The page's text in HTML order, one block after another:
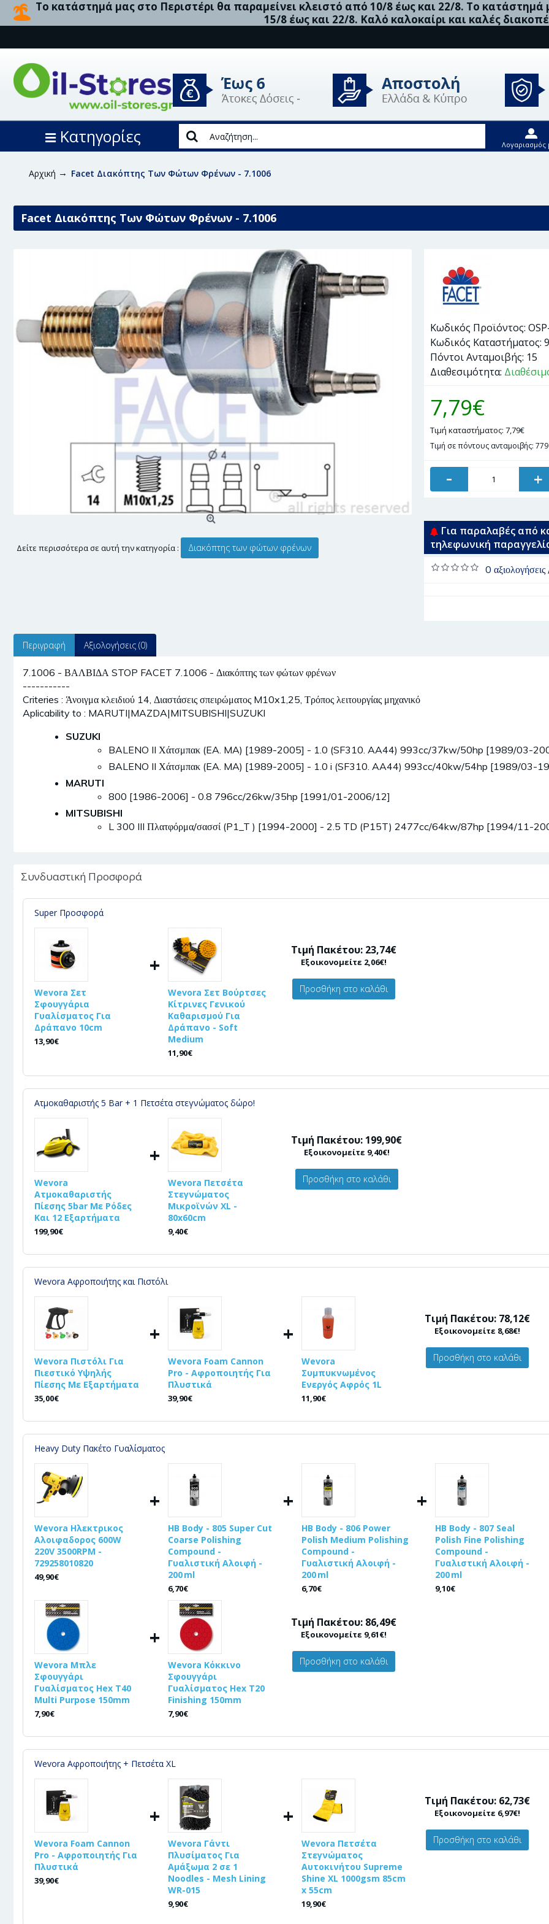
Το κατάστημά μας στο Περιστέρι θα παραμείνει κλειστό από 10/8 έως και 22/8. Το
15/8 έως και 22/8. Καλό καλοκαίρι και καλές
Κατηγορίες Λογαριασμός
Αρχική Facet Διακόπτης Των Φώτων Φρένων - 7.1006
Facet Διακόπτης Των Φώτων Φρένων - 7.1006
Δείτε περισσότερα σε αυτή την κατηγορία : Διακόπτης των φώτων φρένων
Κωδικός Προϊόντος:
Κωδικός Καταστήματος:
Πόντοι Ανταμοιβής: 15
Διαθεσιμότητα:
7,79€
Τιμή καταστήματος: 7,79€
Τιμή σε πόντους ανταμοιβής: 779
- +
Για παραλαβές από
τηλεφωνική
0 αξιολογήσεις
Περιγραφή Αξιολογήσεις (0)
7.1006 - ΒΑΛΒΙΔΑ STOP FACET 7.1006 - Διακόπτης των φώτων φρένων
-----------
Criteries : Άνοιγμα κλειδιού 14, Διαστάσεις σπειρώματος M10x1,25, Τρόπος λειτουργίας μηχανικό
Aplicability to : MARUTI|MAZDA|MITSUBISHI|SUZUKI
SUZUKI
BALENO II Χάτσμπακ (EA. MA) [1989-2005] - 1.0 (SF310. AA44) 993cc/37kw/50hp [1989/03-
BALENO II Χάτσμπακ (EA. MA) [1989-2005] - 1.0 i (SF310. AA44) 993cc/40kw/54hp [1989/03-
MARUTI
800 [1986-2006] - 0.8 796cc/26kw/35hp [1991/01-2006/12]
MITSUBISHI
L 300 III Πλατφόρμα/σασσί (P1_T ) [1994-2000] - 2.5 TD (P15T) 2477cc/64kw/87hp [1994/11-
Συνδυαστική Προσφορά
Super Προσφορά
Wevora Σετ
Σφουγγάρια
Γυαλίσματος Για
Δράπανο 10cm
13,90€
+
Wevora Σετ Βούρτσες
Κίτρινες Γενικού
Καθαρισμού Για
Δράπανο - Soft
Medium
11,90€
Τιμή Πακέτου: 23,74€
Εξοικονομείτε 2,06€!
Προσθήκη στο καλάθι
Ατμοκαθαριστής 5 Bar + 1 Πετσέτα στεγνώματος δώρο!
Wevora
Ατμοκαθαριστής
Πίεσης 5bar Με Ρόδες
Και 12 Εξαρτήματα
199,90€
+
Wevora Πετσέτα
Στεγνώματος
Μικροϊνών XL -
80x60cm
9,40€
Τιμή Πακέτου: 199,90€
Εξοικονομείτε 9,40€!
Προσθήκη στο καλάθι
Wevora Αφροποιήτης και Πιστόλι
Wevora Πιστόλι Για
Πιεστικό Υψηλής
Πίεσης Με Εξαρτήματα
35,00€
+
Wevora Foam Cannon
Pro - Αφροποιητής Για
Πλυστικά
39,90€
+
Wevora
Συμπυκνωμένος
Ενεργός Αφρός 1L
11,90€
Τιμή Πακέτου: 78,12€
Εξοικονομείτε 8,68€!
Προσθήκη στο καλάθι
Heavy Duty Πακέτο Γυαλίσματος
Wevora Ηλεκτρικος
Αλοιφαδορος 600W
220V 3500RPM -
729258010820
49,90€
+
HB Body - 805 Super Cut
Coarse Polishing
Compound -
Γυαλιστική Αλοιφή -
200 ml
6,70€
+
HB Body - 806 Power
Polish Medium Polishing
Compound -
Γυαλιστική Αλοιφή -
200 ml
6,70€
+
HB Body - 807 Seal
Polish Fine Polishing
Compound -
Γυαλιστική Αλοιφή -
200 ml
9,10€
Wevora Μπλε
Σφουγγάρι
Γυαλίσματος Hex T40
Multi Purpose 150mm
7,90€
+
Wevora Κόκκινο
Σφουγγάρι
Γυαλίσματος Hex T20
Finishing 150mm
7,90€
Τιμή Πακέτου: 86,49€
Εξοικονομείτε 9,61€!
Προσθήκη στο καλάθι
Wevora Αφροποιήτης + Πετσέτα XL
Wevora Foam Cannon
Pro - Αφροποιητής Για
Πλυστικά
39,90€
+
Wevora Γάντι
Πλυσίματος Για
Αμάξωμα 2 σε 1
Noodles - Mesh Lining
WR-015
9,90€
+
Wevora Πετσέτα
Στεγνώματος
Αυτοκινήτου Supreme
Shine XL 1000gsm 85cm
x 55cm
19,90€
Τιμή Πακέτου: 62,73€
Εξοικονομείτε 6,97€!
Προσθήκη στο καλάθι